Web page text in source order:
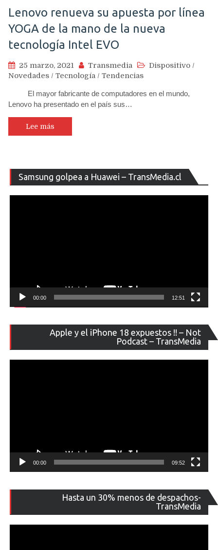
Lenovo renueva su apuesta por línea
YOGA de la mano de la nueva
tecnología Intel EVO
25 marzo, 2021 Transmedia Dispositivo /
Novedades / Tecnología / Tendencias
El mayor fabricante de computadores en el mundo,
Lenovo ha presentado en el país sus…
Lee más
Samsung golpea a Huawei – TransMedia.cl
de
00:00 12:51
Apple y el iPhone 18 expuestos !! – Not
Podcast – TransMedia
de
00:00 09:52
Hasta un 30% menos de despachos-
TransMedia
de